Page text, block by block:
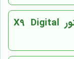
چه نوع پرده‌ای برای ویدئو پروژکتور X9 Digital